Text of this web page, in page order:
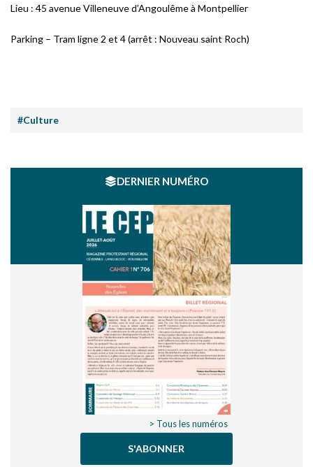
Lieu : 45 avenue Villeneuve d’Angoulême à Montpellier
Parking – Tram ligne 2 et 4 (arrêt : Nouveau saint Roch)
#Culture
DERNIER NUMÉRO
> Tous les numéros
S'ABONNER